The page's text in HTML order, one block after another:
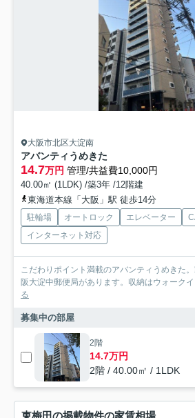
大阪市北区大淀南
アバンティうめきた
14.7万円 管理/共益費10,000円
40.00㎡ (1LDK) /築3年 /12階建
東海道本線「大阪」駅 徒歩14分
駐輪場 オートロック エレベーター
インターネット対応
こだわりポイント満載のアバンティうめきた
阪大淀中郵便局があります。収納はウォーク
る
募集中の部屋
2階
14.7万円
2階 / 40.00㎡ / 1LDK
東梅田の掲載物件の家賃相場